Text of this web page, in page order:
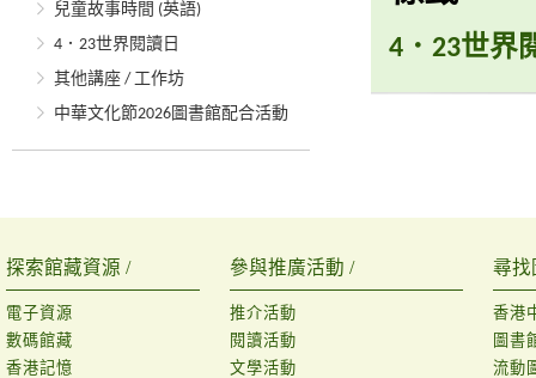
兒童故事時間 (英語)
4．23世界閱讀日
其他講座 / 工作坊
中華文化節2026圖書館配合活動
4．23世界
探索館藏資源 /
電子資源
數碼館藏
香港記憶
參與推廣活動 /
推介活動
閱讀活動
文學活動
尋找
香港
圖書
流動